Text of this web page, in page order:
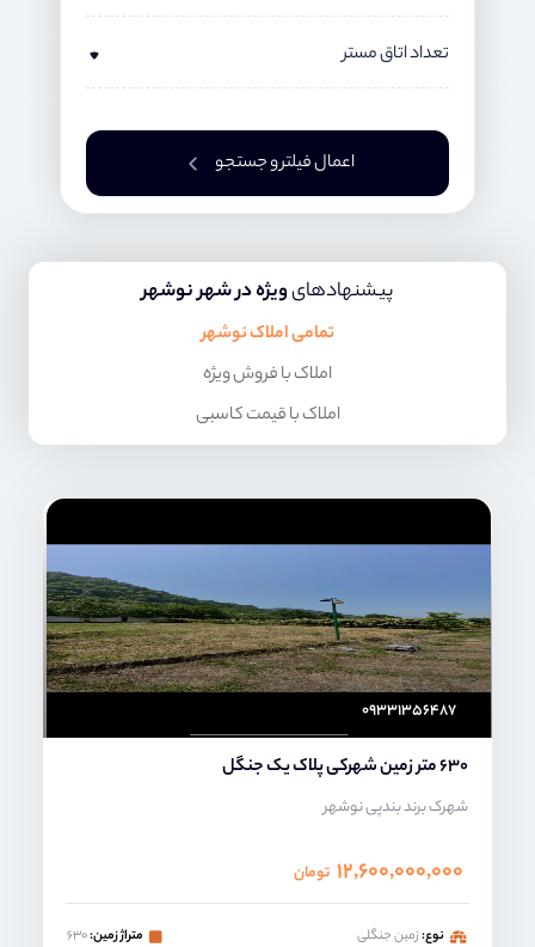
تعداد اتاق مستر
اعمال فیلتر و جستجو
پیشنهادهایویژه در شهر نوشهر
تمامی املاک نوشهر
املاک با فروش ویژه
املاک با قیمت کاسبی
۰۹۳۳۱۳۵۶۴۸۷
630 متر زمین شهرکی پلاک یک جنگل
شهرک برند بندپی نوشهر
۱۲,۶۰۰,۰۰۰,۰۰۰ تومان
نوع:زمین جنگلی متراژ زمین:۶۳۰